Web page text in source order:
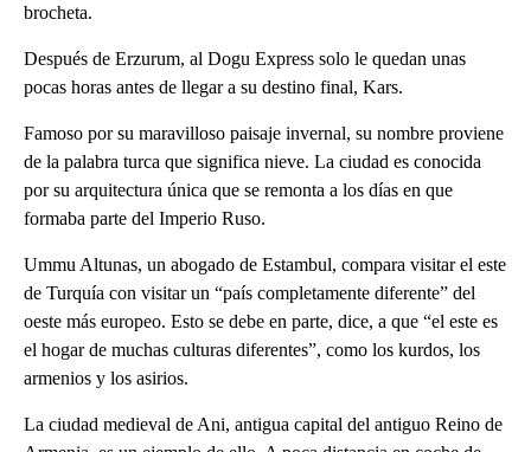
brocheta.
Después de Erzurum, al Dogu Express solo le quedan unas
pocas horas antes de llegar a su destino final, Kars.
Famoso por su maravilloso paisaje invernal, su nombre proviene
de la palabra turca que significa nieve. La ciudad es conocida
por su arquitectura única que se remonta a los días en que
formaba parte del Imperio Ruso.
Ummu Altunas, un abogado de Estambul, compara visitar el este
de Turquía con visitar un “país completamente diferente” del
oeste más europeo. Esto se debe en parte, dice, a que “el este es
el hogar de muchas culturas diferentes”, como los kurdos, los
armenios y los asirios.
La ciudad medieval de Ani, antigua capital del antiguo Reino de